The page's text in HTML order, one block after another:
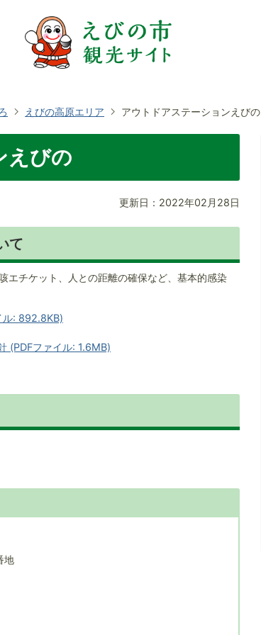
えびの高原エリア アウトドアステーションえびの
えびの
更新日：2022年02月28日
て
エチケット、人との距離の確保など、基本的感染
ル: 892.8KB)
(PDFファイル: 1.6MB)
地